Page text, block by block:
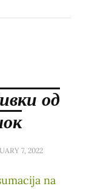
од
7, 2022